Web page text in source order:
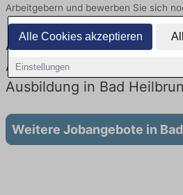
Alle Cookies akzeptieren
Einstellungen
Arbeitgebern und bewerben Sie sich
Ausbildung in Bad
Aktuell gibt es keine
Ausbildung in Bad
Weitere Jobangebote in